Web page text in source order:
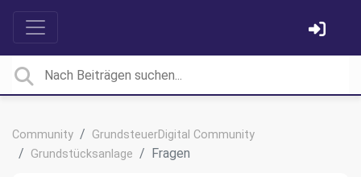
Community
GrundsteuerDigital Community
Grundstücksanlage
Fragen